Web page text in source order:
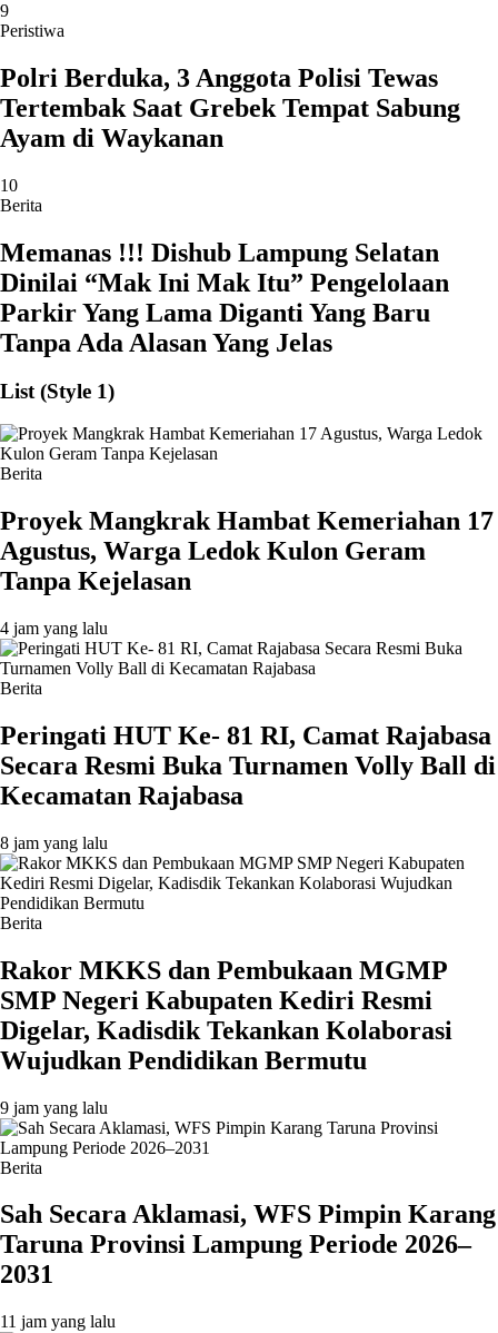
9
Peristiwa
Polri Berduka, 3 Anggota Polisi Tewas
Tertembak Saat Grebek Tempat Sabung
Ayam di Waykanan
10
Berita
Memanas !!! Dishub Lampung Selatan
Dinilai “Mak Ini Mak Itu” Pengelolaan
Parkir Yang Lama Diganti Yang Baru
Tanpa Ada Alasan Yang Jelas
List (Style 1)
Berita
‎Proyek Mangkrak Hambat Kemeriahan 17
Agustus, Warga Ledok Kulon Geram
Tanpa Kejelasan
4 jam yang lalu
Berita
Peringati HUT Ke- 81 RI, Camat Rajabasa
Secara Resmi Buka Turnamen Volly Ball di
Kecamatan Rajabasa
8 jam yang lalu
Berita
Rakor MKKS dan Pembukaan MGMP
SMP Negeri Kabupaten Kediri Resmi
Digelar, Kadisdik Tekankan Kolaborasi
Wujudkan Pendidikan Bermutu
9 jam yang lalu
Berita
Sah Secara Aklamasi, WFS Pimpin Karang
Taruna Provinsi Lampung Periode 2026–
2031
11 jam yang lalu